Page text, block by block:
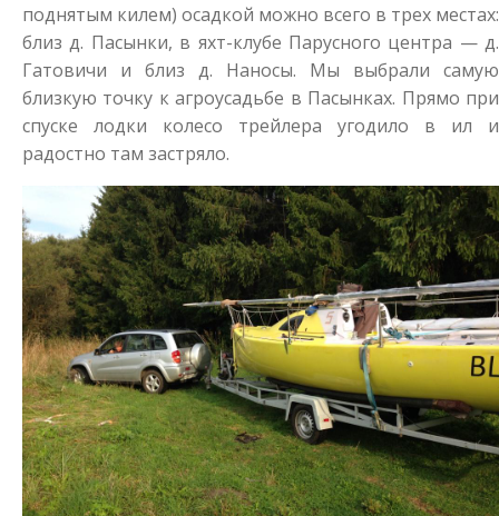
поднятым килем) осадкой можно всего в трех местах:
близ д. Пасынки, в яхт-клубе Парусного центра — д.
Гатовичи и близ д. Наносы. Мы выбрали самую
близкую точку к агроусадьбе в Пасынках. Прямо при
спуске лодки колесо трейлера угодило в ил и
радостно там застряло.